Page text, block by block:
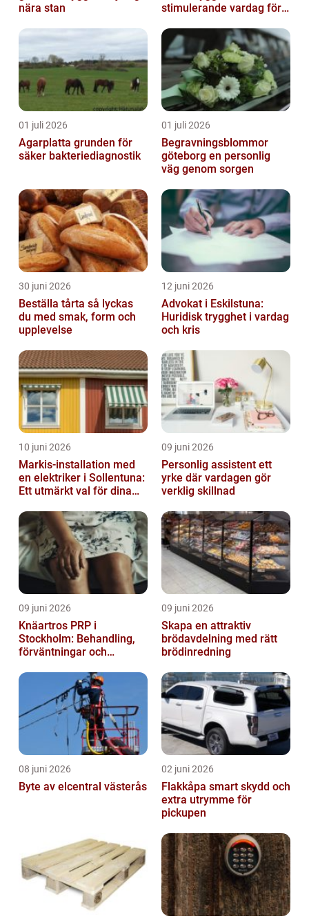
nära stan
stimulerande vardag för
01 juli 2026
Agarplatta grunden för
säker bakteriediagnostik
01 juli 2026
Begravningsblommor
göteborg en personlig
väg genom sorgen
30 juni 2026
Beställa tårta så lyckas
du med smak, form och
upplevelse
12 juni 2026
Advokat i Eskilstuna:
Huridisk trygghet i vardag
och kris
10 juni 2026
Markis-installation med
en elektriker i Sollentuna:
Ett utmärkt val för dina
09 juni 2026
Personlig assistent ett
yrke där vardagen gör
verklig skillnad
09 juni 2026
Knäartros PRP i
Stockholm: Behandling,
förväntningar och
09 juni 2026
Skapa en attraktiv
brödavdelning med rätt
brödinredning
08 juni 2026
Byte av elcentral västerås
02 juni 2026
Flakkåpa smart skydd och
extra utrymme för
pickupen